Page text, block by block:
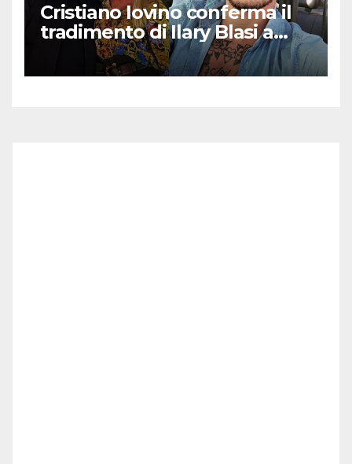
Cristiano Iovino conferma il
tradimento di Ilary Blasi a